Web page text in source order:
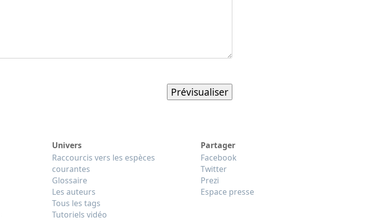
Univers
Raccourcis vers les espèces
courantes
Glossaire
Les auteurs
Tous les tags
Tutoriels vidéo
Partager
Facebook
Twitter
Prezi
Espace presse